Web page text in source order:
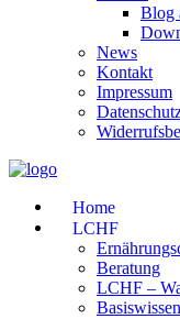
Blog
News
Kontakt
Impressum
Home
LCHF
Beratung
LCHF –